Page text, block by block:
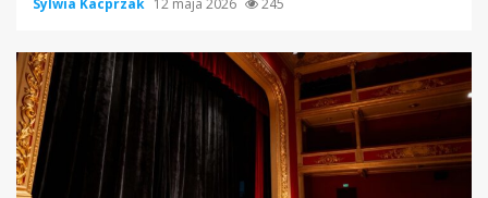
Sylwia Kacprzak 12 maja 2026 245